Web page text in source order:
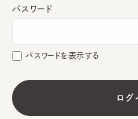
パスワード
パスワードを表示する